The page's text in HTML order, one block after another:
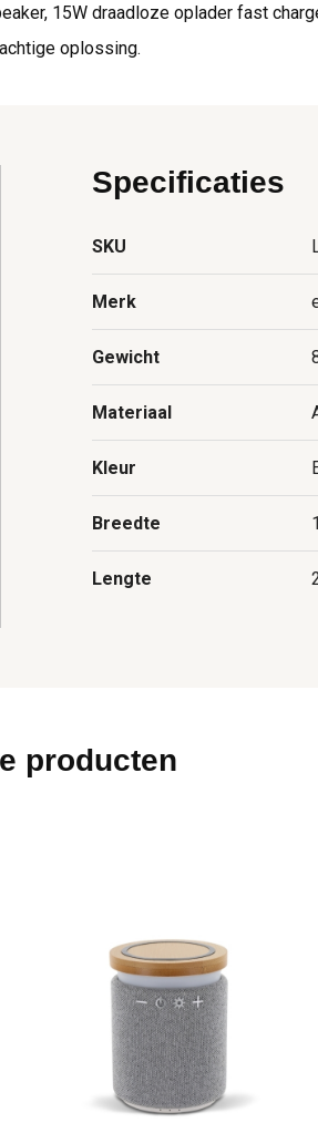
15W draadloze oplader fast
oplossing.
Specificaties
SKU
Merk
Gewicht
Materiaal
Kleur
Breedte
Lengte
producten